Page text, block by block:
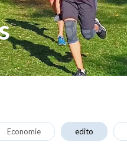
Economie edito